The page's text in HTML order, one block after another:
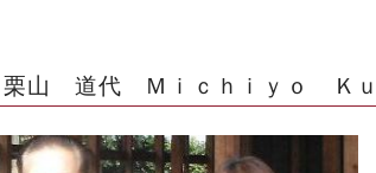
栗山 道代 Ｍｉｃｈｉｙｏ Ｋｕ